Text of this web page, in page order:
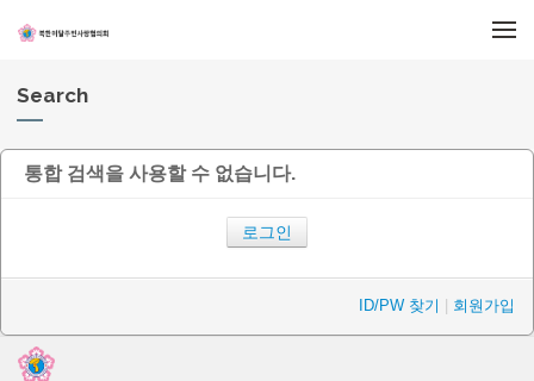
Search
통합 검색을 사용할 수 없습니다.
로그인
ID/PW 찾기 회원가입